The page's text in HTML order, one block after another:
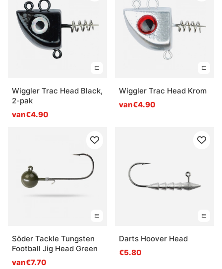
Wiggler Trac Head Black,
2-pak
van€4.90
Wiggler Trac Head Krom
van€4.90
Söder Tackle Tungsten
Football Jig Head Green
van€7.70
Darts Hoover Head
€5.80